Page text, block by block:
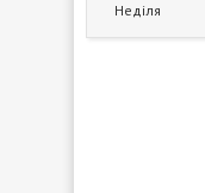
Неділя